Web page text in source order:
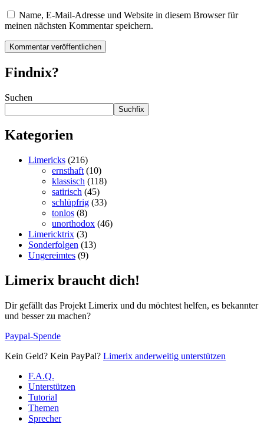
Name, E-Mail-Adresse und Website in diesem Browser für
meinen nächsten Kommentar speichern.
Findnix?
Suchen
Suchfix
Kategorien
Limericks (216)
ernsthaft (10)
klassisch (118)
satirisch (45)
schlüpfrig (33)
tonlos (8)
unorthodox (46)
Limericktrix (3)
Sonderfolgen (13)
Ungereimtes (9)
Limerix braucht dich!
Dir gefällt das Projekt Limerix und du möchtest helfen, es bekannter
und besser zu machen?
Paypal-Spende
Kein Geld? Kein PayPal? Limerix anderweitig unterstützen
F.A.Q.
Unterstützen
Tutorial
Themen
Sprecher